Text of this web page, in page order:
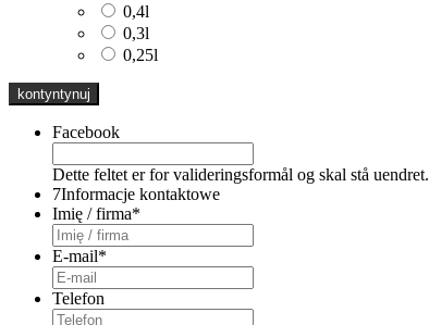
0,4l
0,3l
0,25l
Facebook
Dette feltet er for valideringsformål og skal stå uendret.
7Informacje kontaktowe
Imię / firma*
E-mail*
Telefon